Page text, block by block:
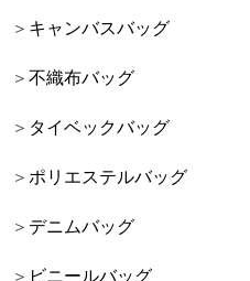
キャンバスバッグ
不織布バッグ
タイベックバッグ
ポリエステルバッグ
デニムバッグ
ビニールバッグ